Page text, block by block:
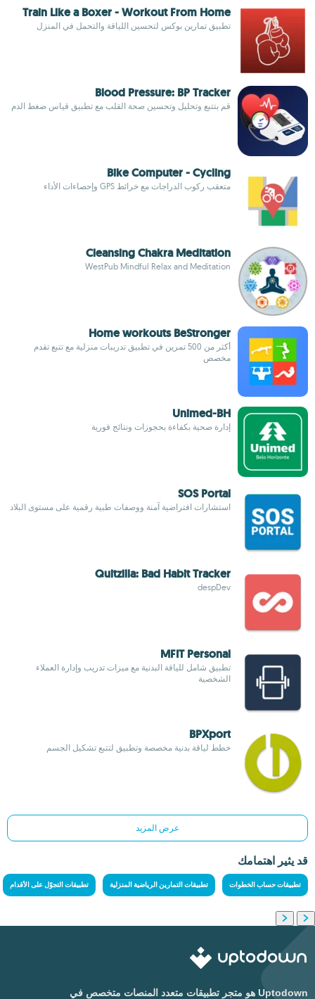
Train Like a Boxer - Workout From Home
تطبيق تمارين بوكس لتحسين اللياقة والتحمل في المنزل
Blood Pressure: BP Tracker
قم بتتبع وتحليل وتحسين صحة القلب مع تطبيق قياس ضغط الدم
Bike Computer - Cycling
متعقب ركوب الدراجات مع خرائط GPS وإحصاءات الأداء
Cleansing Chakra Meditation
WestPub Mindful Relax and Meditation
Home workouts BeStronger
أكثر من 500 تمرين في تطبيق تدريبات منزلية مع تتبع تقدم
مخصص
Unimed-BH
إدارة صحية بكفاءة بحجوزات ونتائج فورية
SOS Portal
استشارات افتراضية آمنة ووصفات طبية رقمية على مستوى البلاد
Quitzilla: Bad Habit Tracker
despDev
MFIT Personal
تطبيق شامل للياقة البدنية مع ميزات تدريب وإدارة العملاء
الشخصية
BPXport
خطط لياقة بدنية مخصصة وتطبيق لتتبع تشكيل الجسم
عرض المزيد
قد يثير اهتمامك
تطبيقات حساب الخطوات تطبيقات التمارين الرياضية المنزلية تطبيقات التجوّل على الأقدام
Uptodown هو متجر تطبيقات متعدد المنصات متخصص في